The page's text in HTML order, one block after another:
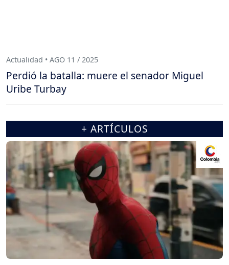
Actualidad • AGO 11 / 2025
Perdió la batalla: muere el senador Miguel
Uribe Turbay
+ ARTÍCULOS